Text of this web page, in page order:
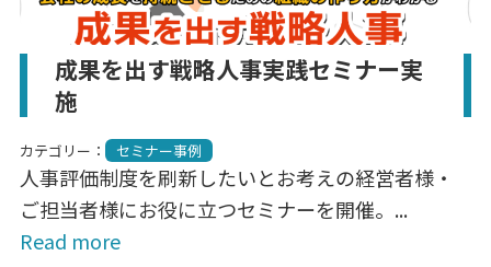
成果を出す戦略人事実践セミナー実
施
カテゴリー： セミナー事例
人事評価制度を刷新したいとお考えの経営者様・
ご担当者様にお役に立つセミナーを開催。...
Read more